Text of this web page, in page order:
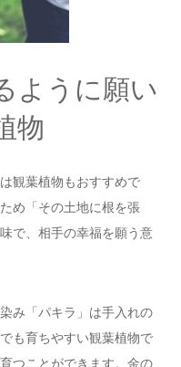
ように願い
物
観葉植物もおすすめで
め「その土地に根を張
で、相手の幸福を願う意
み「パキラ」は手入れの
も育ちやすい観葉植物で
つことができます。金の